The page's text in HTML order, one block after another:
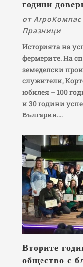
години
от АгроКомпас
Празници
Историята на
фермерите. На
земеделски
служители,
юбилея – 100
и 30 години
България....
Вторите
общество с